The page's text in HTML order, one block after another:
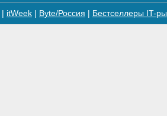
itWeek Byte/Россия Бестселлеры IT-